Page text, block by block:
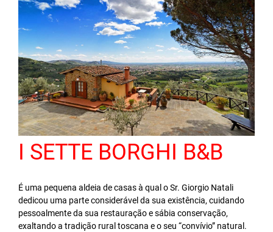
I SETTE BORGHI B&B
É uma pequena aldeia de casas à qual o Sr. Giorgio Natali
dedicou uma parte considerável da sua existência, cuidando
pessoalmente da sua restauração e sábia conservação,
exaltando a tradição rural toscana e o seu “convívio” natural.